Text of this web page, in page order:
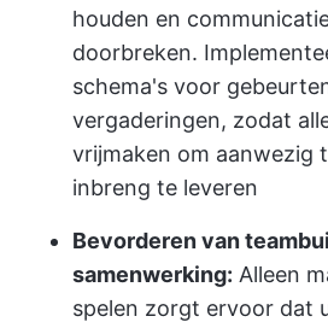
houden en
doorbreken.
schema's voor
vergaderingen, zodat
vrijmaken om aanwezig
inbreng te leveren
Bevorderen van
samenwerking: Alleen
spelen zorgt ervoor dat